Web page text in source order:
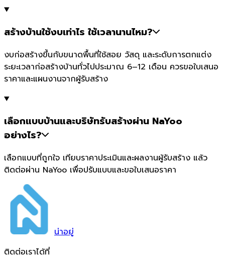
สร้างบ้านใช้งบเท่าไร ใช้เวลานานไหม?
งบก่อสร้างขึ้นกับขนาดพื้นที่ใช้สอย วัสดุ และระดับการตกแต่ง
ระยะเวลาก่อสร้างบ้านทั่วไปประมาณ 6–12 เดือน ควรขอใบเสนอ
ราคาและแผนงานจากผู้รับสร้าง
เลือกแบบบ้านและบริษัทรับสร้างผ่าน NaYoo
อย่างไร?
เลือกแบบที่ถูกใจ เทียบราคาประเมินและผลงานผู้รับสร้าง แล้ว
ติดต่อผ่าน NaYoo เพื่อปรับแบบและขอใบเสนอราคา
น่าอยู่
ติดต่อเราได้ที่